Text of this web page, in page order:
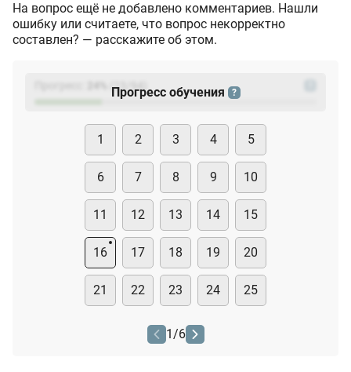
На вопрос ещё не добавлено комментариев. Нашли
ошибку или считаете, что вопрос некорректно
составлен? — расскажите об этом.
(23
Прогресс обучения ?
1 2 3 4 5
6 7 8 9 10
11 12 13 14 15
16 17 18 19 20
21 22 23 24 25
1/6